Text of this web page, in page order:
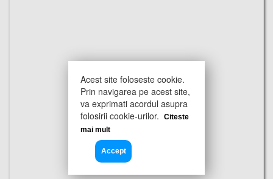
Acest site foloseste cookie.
Prin navigarea pe acest site,
va exprimati acordul asupra
folosirii cookie-urilor.
Citeste
mai mult
Accept